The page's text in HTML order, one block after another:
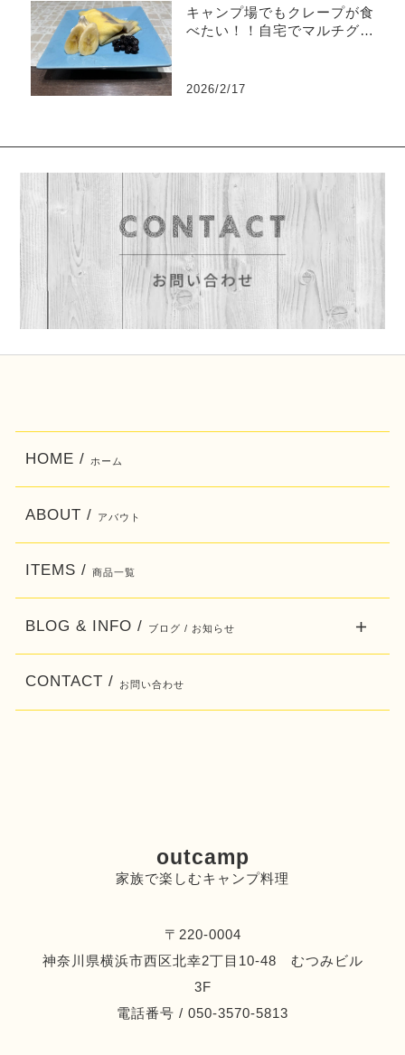
キャンプ場でもクレープが食
べたい！！自宅でマルチグリ
2026/2/17
outcamp
家族で楽しむキャンプ料理
〒220-0004
神奈川県横浜市西区北幸2丁目10-48 むつみビル
3F
電話番号 / 050-3570-5813
HOME / ホーム
ABOUT / アバウト
ITEMS / 商品一覧
BLOG & INFO / ブログ / お知らせ
CONTACT / お問い合わせ